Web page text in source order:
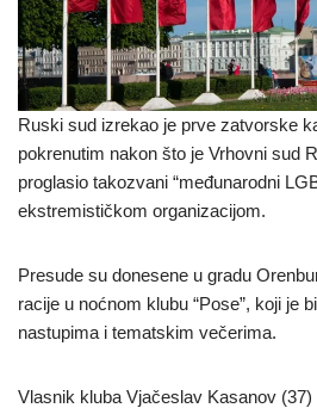
Ruski sud izrekao je prve zatvorske
pokrenutim nakon što je Vrhovni sud
proglasio takozvani “međunarodni
ekstremističkom organizacijom.
Presude su donesene u gradu
racije u noćnom klubu “Pose”, koji je
nastupima i tematskim večerima.
Vlasnik kluba Vjačeslav Kasanov